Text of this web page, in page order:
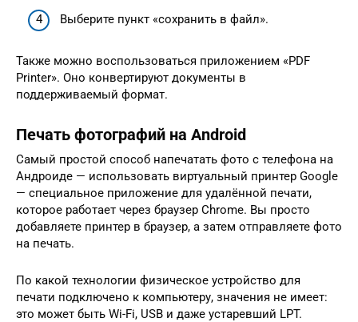
Выберите пункт «сохранить в файл».
Также можно воспользоваться приложением «PDF
Printer». Оно конвертируют документы в
поддерживаемый формат.
Печать фотографий на Android
Самый простой способ напечатать фото с телефона на
Андроиде — использовать виртуальный принтер Google
— специальное приложение для удалённой печати,
которое работает через браузер Chrome. Вы просто
добавляете принтер в браузер, а затем отправляете фото
на печать.
По какой технологии физическое устройство для
печати подключено к компьютеру, значения не имеет:
это может быть Wi-Fi, USB и даже устаревший LPT.